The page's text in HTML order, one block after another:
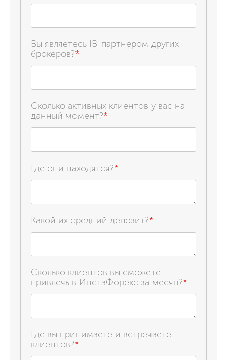
Вы являетесь IB-партнером других
брокеров?*
Сколько активных клиентов у вас на
данный момент?*
Где они находятся?*
Какой их средний депозит?*
Сколько клиентов вы сможете
привлечь в ИнстаФорекс за месяц?*
Где вы принимаете и встречаете
клиентов?*